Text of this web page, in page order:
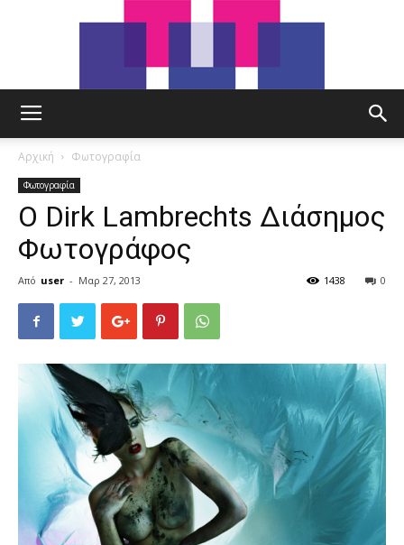
Αρχική Φωτογραφία
Φωτογραφία
Ο Dirk Lambrechts Διάσημος
Φωτογράφος
Από user - Μαρ 27, 2013 0
1438